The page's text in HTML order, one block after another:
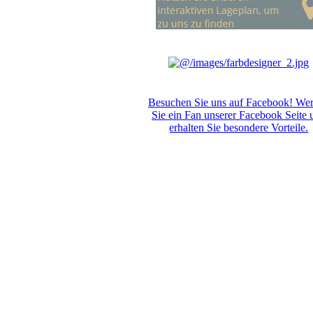
Besuchen Sie uns auf Facebook!
Sie ein Fan unserer Facebook Seite
erhalten Sie besondere Vorteile.